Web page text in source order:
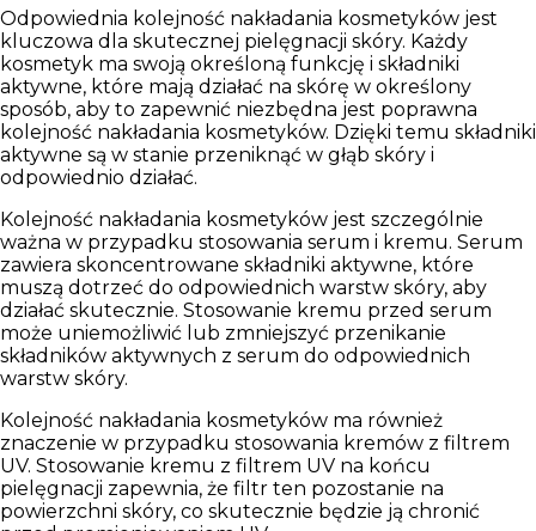
Odpowiednia kolejność nakładania kosmetyków jest
kluczowa dla skutecznej pielęgnacji skóry. Każdy
kosmetyk ma swoją określoną funkcję i składniki
aktywne, które mają działać na skórę w określony
sposób, aby to zapewnić niezbędna jest poprawna
kolejność nakładania kosmetyków. Dzięki temu składniki
aktywne są w stanie przeniknąć w głąb skóry i
odpowiednio działać.
Kolejność nakładania kosmetyków jest szczególnie
ważna w przypadku stosowania serum i kremu. Serum
zawiera skoncentrowane składniki aktywne, które
muszą dotrzeć do odpowiednich warstw skóry, aby
działać skutecznie. Stosowanie kremu przed serum
może uniemożliwić lub zmniejszyć przenikanie
składników aktywnych z serum do odpowiednich
warstw skóry.
Kolejność nakładania kosmetyków ma również
znaczenie w przypadku stosowania kremów z filtrem
UV. Stosowanie kremu z filtrem UV na końcu
pielęgnacji zapewnia, że filtr ten pozostanie na
powierzchni skóry, co skutecznie będzie ją chronić